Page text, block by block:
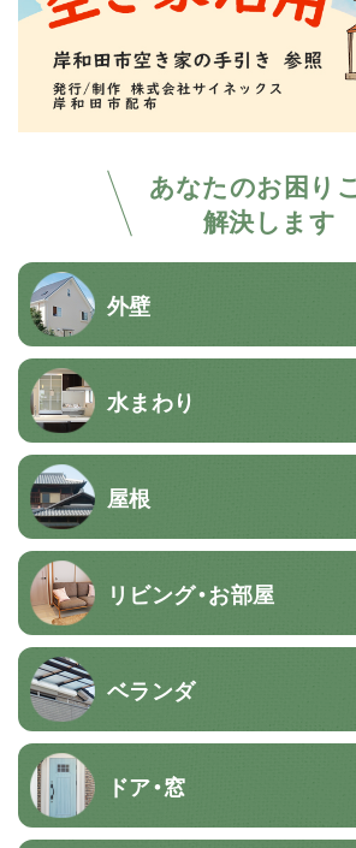
あなたのお困り
解決します
外壁
水まわり
屋根
リビング・お部屋
ベランダ
ドア・窓